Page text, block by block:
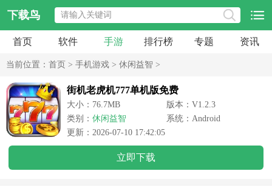
下载鸟
首页 软件 手游 排行榜 专题 资讯
当前位置： 首页 > 手机游戏 > 休闲益智 >
街机老虎机777单机版免费
大小：76.7MB
版本：V1.2.3
类别： 休闲益智
系统：Android
更新：2026-07-10 17:42:05
立即下载